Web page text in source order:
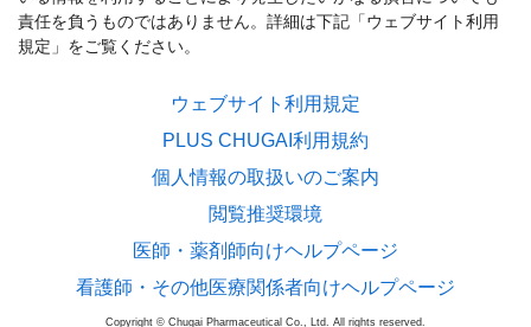
責任を負うものではありません。詳細は下記「ウェブサイト利用
規定」をご覧ください。
ウェブサイト利用規定
PLUS CHUGAI利用規約
個人情報の取扱いのご案内
閲覧推奨環境
医師・薬剤師向けヘルプページ
看護師・その他医療関係者向けヘルプページ
Copyright © Chugai Pharmaceutical Co., Ltd. All rights reserved.